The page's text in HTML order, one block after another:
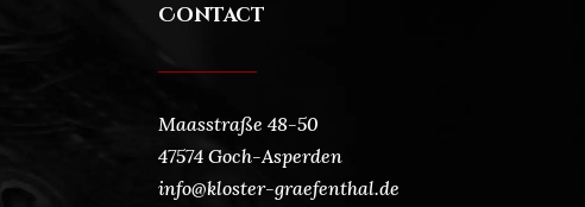
Contact
Maasstraße 48-50
47574 Goch-Asperden
info@kloster-graefenthal.de